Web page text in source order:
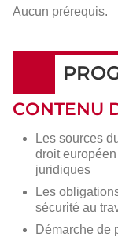
Aucun prérequis.
CONTENU
Les sources
droit
juridiques
Les
sécurité au
Démarche de